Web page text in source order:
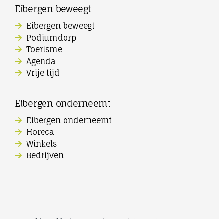
Eibergen beweegt
Eibergen beweegt
Podiumdorp
Toerisme
Agenda
Vrije tijd
Eibergen onderneemt
Eibergen onderneemt
Horeca
Winkels
Bedrijven